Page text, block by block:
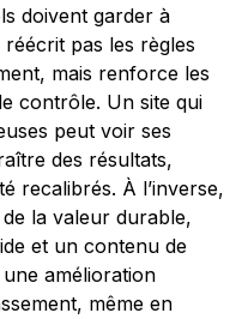
doivent garder à
réécrit pas les règles
mais renforce les
contrôle. Un site qui
peut voir ses
des résultats,
recalibrés. À l’inverse,
la valeur durable,
et un contenu de
amélioration
même en